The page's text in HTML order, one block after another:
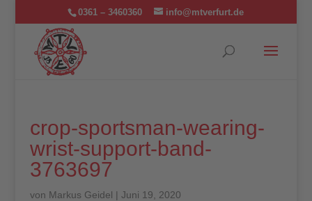
0361 – 3460360 info@mtverfurt.de
crop-sportsman-wearing-
wrist-support-band-
3763697
von Markus Geidel | Juni 19, 2020